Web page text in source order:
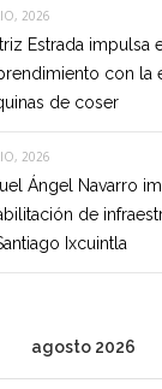
2026
Estrada impulsa
con la
de coser
2026
Ángel Navarro
de
Ixcuintla
agosto 2026